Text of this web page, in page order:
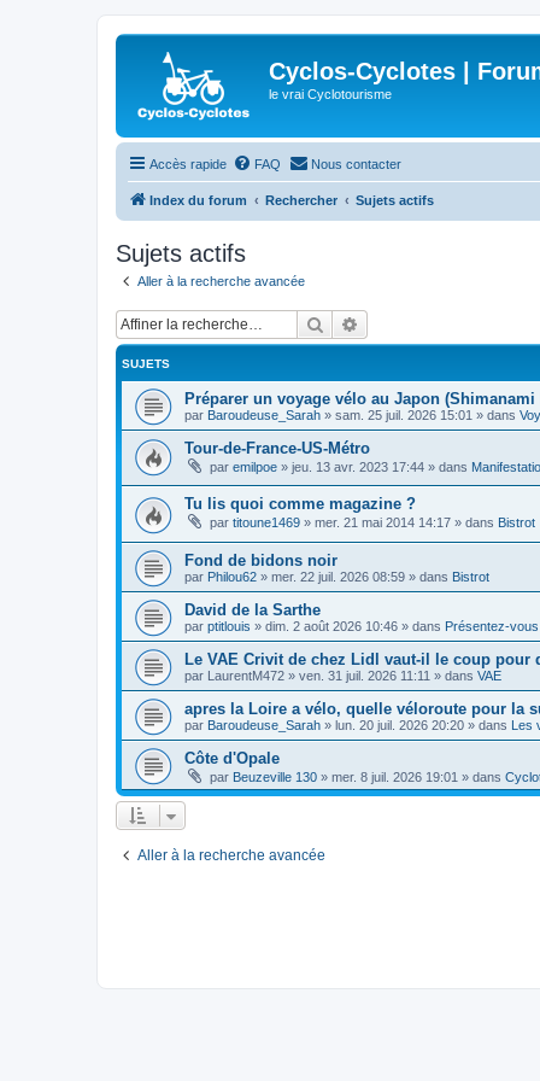
Cyclos-Cyclotes |
le vrai Cyclotourisme
Accès rapide FAQ Nous contacter
Index du forum Rechercher Sujets actifs
Sujets actifs
Aller à la recherche avancée
Rechercher
SUJETS
Préparer un voyage vélo au Japon
par Baroudeuse_Sarah » sam. 25 juil. 2026 15:01 » dans
Tour-de-France-US-Métro
par emilpoe » jeu. 13 avr. 2023 17:44 » dans
Tu lis quoi comme magazine ?
par titoune1469 » mer. 21 mai 2014 14:17 » dans Bistrot
Fond de bidons noir
par Philou62 » mer. 22 juil. 2026 08:59 » dans Bistrot
David de la Sarthe
par ptitlouis » dim. 2 août 2026 10:46 » dans Présentez-vous
Le VAE Crivit de chez Lidl vaut-il le coup pour
par LaurentM472 » ven. 31 juil. 2026 11:11 » dans VAE
apres la Loire a vélo, quelle véloroute pour la
par Baroudeuse_Sarah » lun. 20 juil. 2026 20:20 » dans Les
Côte d'Opale
par Beuzeville 130 » mer. 8 juil. 2026 19:01 » dans
Aller à la recherche avancée